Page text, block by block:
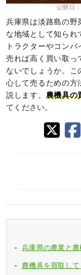
公開日：
兵庫県は淡路島の野
な地域として知られ
トラクターやコン
売れば高く買い取っ
ないでしょうか。こ
心して売るための方
説します。 農機具の
てください。
兵庫県の農業と
農機具を買取し